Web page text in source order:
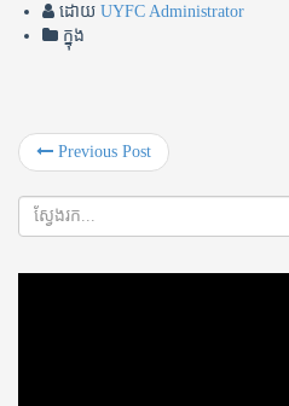
ដោយ UYFC Administrator
ក្នុង
Previous Post